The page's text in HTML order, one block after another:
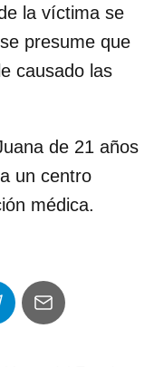
la víctima se
presume que
causado las
de 21 años
un centro
médica.